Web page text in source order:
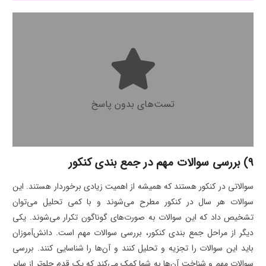
تست‌های بدون پاسخ
9) بررسی سوالات مهم در جمع بندی کنکور
سوالاتی در کنکور هستند که همیشه از اهمیت زیادی برخوردار هستند. این
سوالات هر سال در کنکور مطرح می‌شوند و با کمی تحلیل می‌توان
تشخیص داد که این سوالات به صورت‌های گوناگون تکرار می‌شوند. یکی
دیگر از مراحل جمع بندی کنکور، بررسی سوالات مهم است. دانش‌آموزان
باید این سوالات را تجزیه و تحلیل کنند و آن‌ها را شناسایی کنند. بررسی
سوالات مهم و شناخت آن‌ها به شما کمک می‌کند که یک قدم جلوتر از سایر